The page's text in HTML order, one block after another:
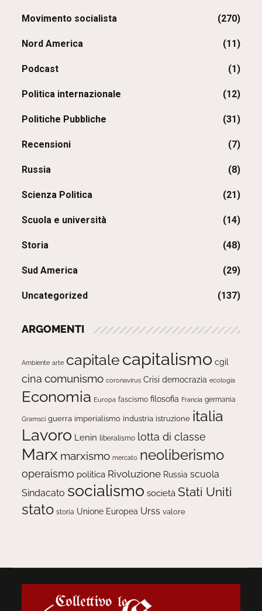
Movimento socialista (270)
Nord America (11)
Podcast (1)
Politica internazionale (12)
Politiche Pubbliche (31)
Recensioni (7)
Russia (8)
Scienza Politica (21)
Scuola e università (14)
Storia (48)
Sud America (29)
Uncategorized (137)
ARGOMENTI
Ambiente arte capitale capitalismo cgil
cina comunismo coronavirus Crisi democrazia ecologia
Economia Europa fascismo filosofia Francia germania
Gramsci guerra imperialismo industria istruzione italia
Lavoro Lenin liberalismo lotta di classe
Marx marxismo mercato neoliberismo
operaismo politica Rivoluzione Russia scuola
Sindacato socialismo società Stati Uniti
stato storia Unione Europea Urss valore